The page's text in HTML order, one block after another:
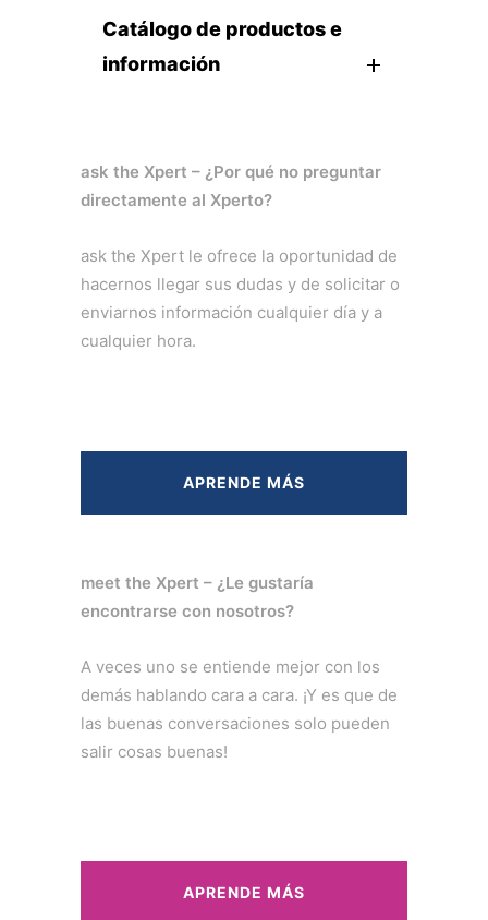
Catálogo de productos e
información
ask the Xpert – ¿Por qué no preguntar
directamente al Xperto?
ask the Xpert le ofrece la oportunidad de
hacernos llegar sus dudas y de solicitar o
enviarnos información cualquier día y a
cualquier hora.
APRENDE MÁS
meet the Xpert – ¿Le gustaría
encontrarse con nosotros?
A veces uno se entiende mejor con los
demás hablando cara a cara. ¡Y es que de
las buenas conversaciones solo pueden
salir cosas buenas!
APRENDE MÁS